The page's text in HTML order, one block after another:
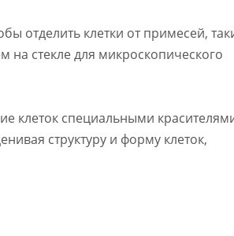
отделить клетки от примесей,
на стекле для микроскопического
клеток специальными
структуру и форму клеток,